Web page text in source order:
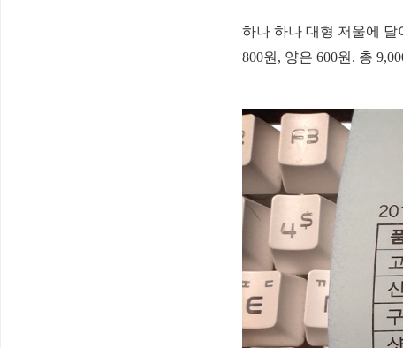
하나 하나 대형 저울에
800원, 양은 600원. 총